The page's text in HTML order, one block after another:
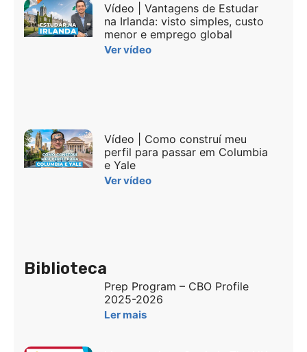
Vídeo | Vantagens de Estudar
na Irlanda: visto simples, custo
menor e emprego global
Ver vídeo
Vídeo | Como construí meu
perfil para passar em Columbia
e Yale
Ver vídeo
Biblioteca
Prep Program – CBO Profile
2025-2026
Ler mais